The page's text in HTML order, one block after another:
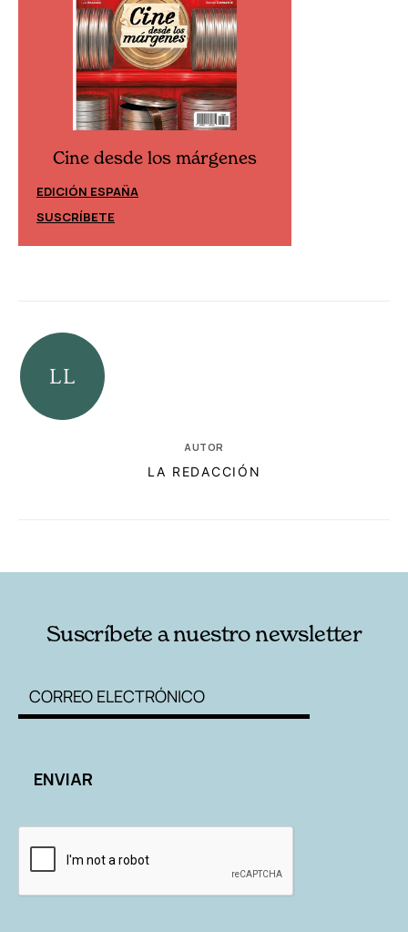
Cine desde los márgenes
EDICIÓN ESPAÑA
SUSCRÍBETE
AUTOR
LA REDACCIÓN
Suscríbete a nuestro newsletter